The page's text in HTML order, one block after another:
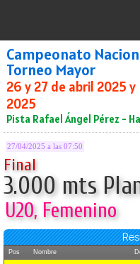
Campeonato
Torneo Mayor
26 y 27 de abril 2025 y
2025
Pista Rafael Ángel Pérez -
27/04/2025 a las 07:50
Final
3.000 mts
U20, Femenino
Pos Nombre